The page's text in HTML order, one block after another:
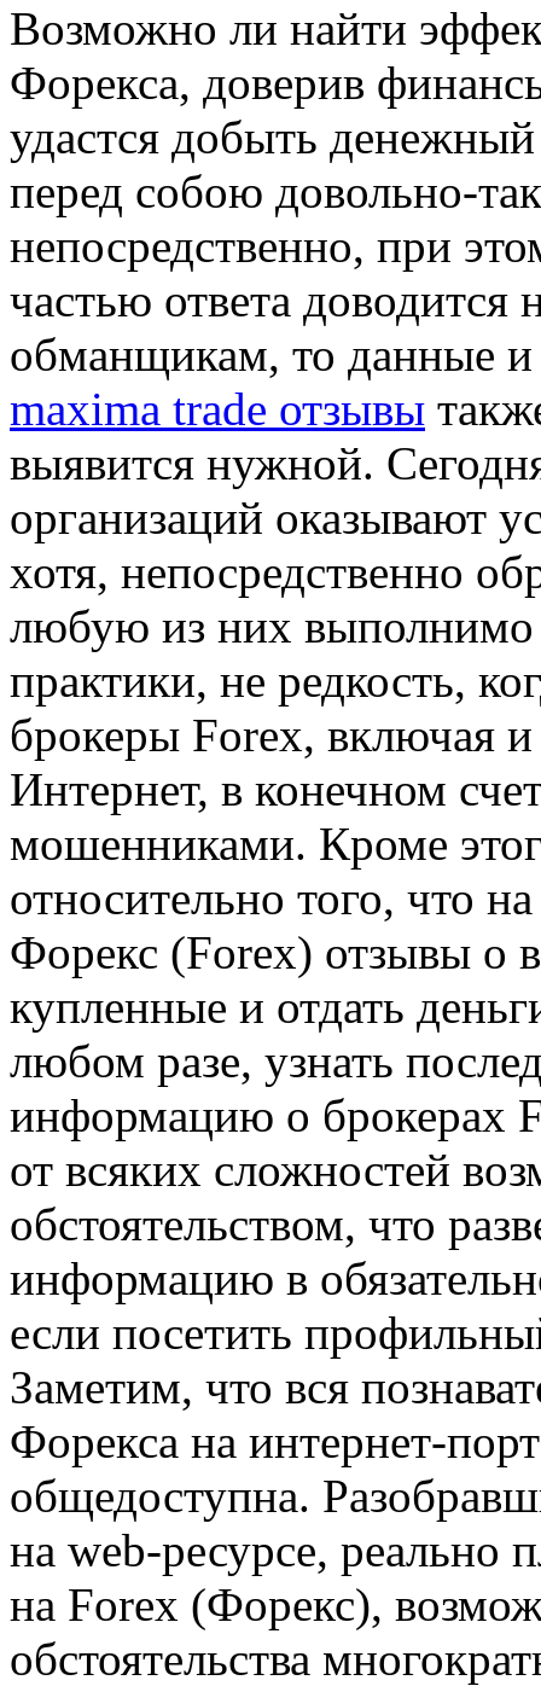
Возможно ли найти
Форекса, доверив
удастся добыть
перед собою довольно-
непосредственно, при
частью ответа доводится
обманщикам, то данные и
maxima trade отзывы
выявится нужной.
организаций оказывают
хотя, непосредственно
любую из них выполнимо
практики, не редкость,
брокеры Forex, включая
Интернет, в конечном
мошенниками. Кроме
относительно того, что
Форекс (Forex) отзывы о
купленные и отдать
любом разе, узнать
информацию о брокерах
от всяких сложностей
обстоятельством, что
информацию в
если посетить
Заметим, что вся
Форекса на интернет-
общедоступна.
на web-ресурсе, реально
на Forex (Форекс),
обстоятельства